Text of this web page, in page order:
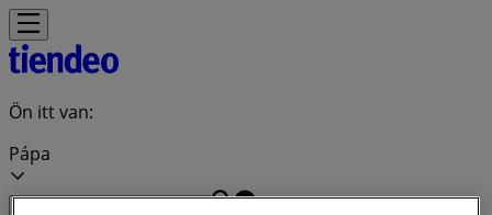
Ön itt van:
Pápa